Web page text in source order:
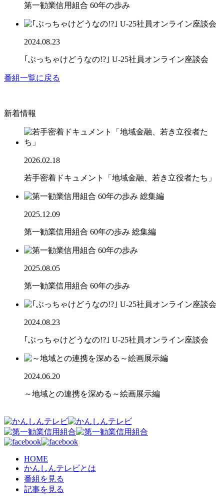
第一勧業信用組合 60年の歩み
2024.08.23
｢ぶっちゃけどうなの!?｣ U-25社員オンライン座談会
番組一覧に戻る
新着情報
2026.02.18
若手密着ドキュメント「地域金融、若き立役者たち」
2025.12.09
第一勧業信用組合 60年の歩み 総集編
2025.08.05
第一勧業信用組合 60年の歩み
2024.08.23
｢ぶっちゃけどうなの!?｣ U-25社員オンライン座談会
2024.06.20
～地域との連携を深める～絵画展示編
HOME
かんしんテレビとは
番組を見る
記事を見る